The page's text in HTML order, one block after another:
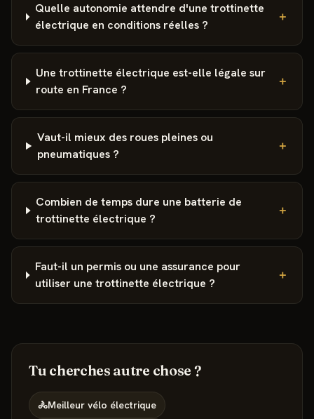
Quelle autonomie attendre d'une trottinette
électrique en conditions réelles ?
＋
Une trottinette électrique est-elle légale sur
route en France ?
＋
Vaut-il mieux des roues pleines ou
pneumatiques ?
＋
Combien de temps dure une batterie de
trottinette électrique ?
＋
Faut-il un permis ou une assurance pour
utiliser une trottinette électrique ?
＋
Tu cherches autre chose ?
🚴Meilleur vélo électrique